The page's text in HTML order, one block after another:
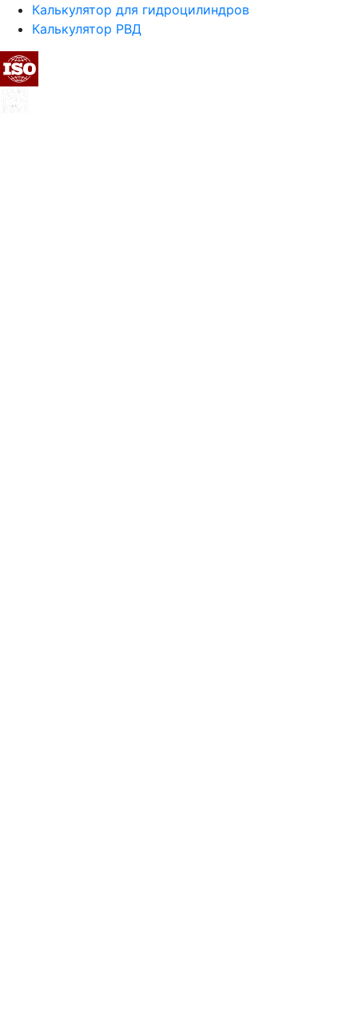
Калькулятор для гидроцилиндров
Калькулятор РВД